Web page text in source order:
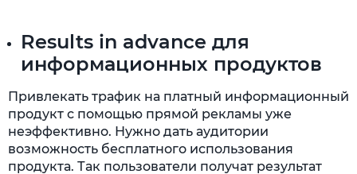
Results in advance для
информационных продуктов
Привлекать трафик на платный информационный
продукт с помощью прямой рекламы уже
неэффективно. Нужно дать аудитории
возможность бесплатного использования
продукта. Так пользователи получат результат